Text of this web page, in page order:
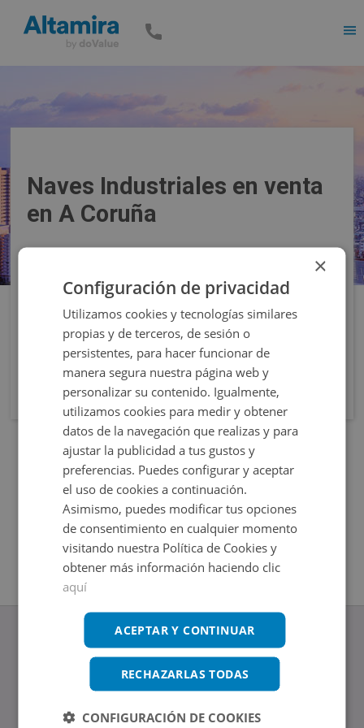
Naves Industriales en venta
en A Coruña
Filtros
www.altamirainmuebles.com
Edificio Skylight
Avenida de Manoteras 14-16, 28050, Madrid
×
Configuración de privacidad
Utilizamos cookies y tecnologías similares
propias y de terceros, de sesión o
persistentes, para hacer funcionar de
manera segura nuestra página web y
personalizar su contenido. Igualmente,
utilizamos cookies para medir y obtener
datos de la navegación que realizas y para
ajustar la publicidad a tus gustos y
preferencias. Puedes configurar y aceptar
el uso de cookies a continuación.
Asimismo, puedes modificar tus opciones
de consentimiento en cualquier momento
visitando nuestra Política de Cookies y
obtener más información haciendo clic
aquí
ACEPTAR Y CONTINUAR
RECHAZARLAS TODAS
CONFIGURACIÓN DE COOKIES